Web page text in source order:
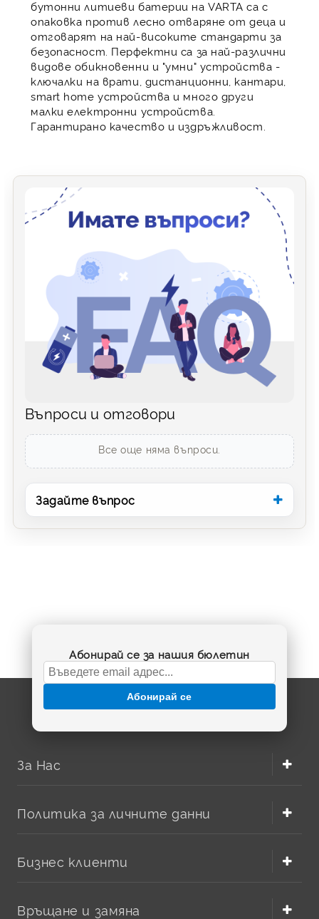
бутонни литиеви батерии на VARTA са с
опаковка против лесно отваряне от деца и
отговарят на най-високите стандарти за
безопасност. Перфектни са за най-различни
видове обикновенни и "умни" устройства -
ключалки на врати, дистанционни, кантари,
smart home устройства и много други
малки електронни устройства.
Гарантирано качество и издръжливост.
Въпроси и отговори
Все още няма въпроси.
Задайте въпрос
Абонирай се за нашия бюлетин
Абонирай се
За Нас
Политика за личните данни
Бизнес клиенти
Връщане и замяна